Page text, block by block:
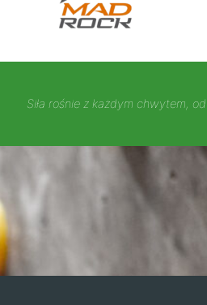
Siła rośnie z każdym chwytem,